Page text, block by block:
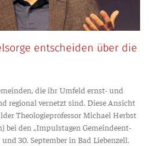
entscheiden über die
die ihr Umfeld ernst- und
regio­nal ver­netzt sind. Die­se Ansicht
Theo­lo­gie­pro­fes­sor Micha­el Herbst
bei den „Impuls­ta­gen Gemein­de­ent­
30. Sep­tem­ber in Bad Lie­ben­zell.